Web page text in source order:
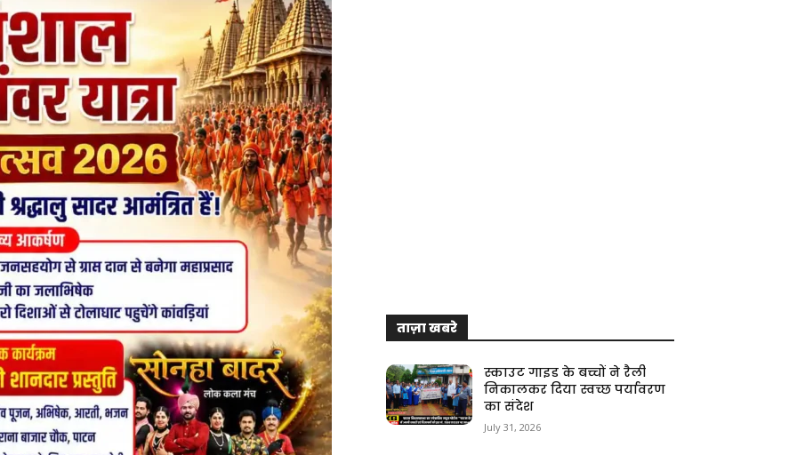
ताज़ा खबरे
स्काउट गाइड के बच्चों ने रैली
निकालकर दिया स्वच्छ पर्यावरण
का संदेश
July 31, 2026